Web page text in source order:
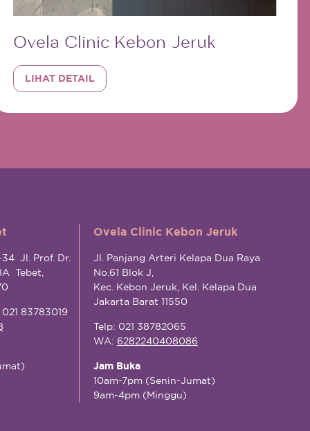
Ovela Clinic Kebon Jeruk
LIHAT DETAIL
Jl. Prof. Dr.
Tebet,
83783019
Ovela Clinic Kebon Jeruk
Jl. Panjang Arteri Kelapa Dua Raya
No.61 Blok J,
Kec. Kebon Jeruk, Kel. Kelapa Dua
Jakarta Barat 11550
Telp: 021 38782065
WA: 6282240408086
Jam Buka
10am-7pm (Senin-Jumat)
9am-4pm (Minggu)